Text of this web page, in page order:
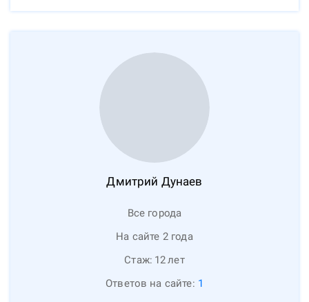
Дмитрий Дунаев
Все города
На сайте 2 года
Стаж: 12лет
Ответов на сайте: 1